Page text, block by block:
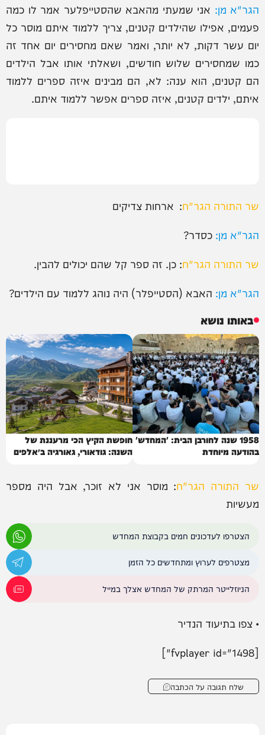
הגר"א מן: אני שמעתי מהאבא שהסטייפלער אמר לו כמה
פעמים, אפילו שהילדים קטנים, צריך ללמוד איתם מוסר כל
יום עשר דקות, לא יותר, ואמר שאם מחסירים יום אחד זה
כמו שמחסירים שלוש חודשים, ושאלתי אותו אבל הילדים
הם קטנים, הוא ענה: לא, הם מבינים איזה ספרים ללמוד
איתם, ילדים קטנים, איזה ספרים אפשר ללמוד איתם.
שר התורה הגר"ח: ארחות צדיקים
הגר"א מן: כסדר?
שר התורה הגר"ח: כן. זה ספר קל שהם יכולים להבין.
הגר"א מן: האבא (הסטייפלר) היה נוהג ללמוד עם הילדים?
באותו נושא
1958 שנה לחורבן הבית: 'המחדש'
בהודעה מיוחדת
חופשת הקיץ הכי מרעננת של
השנה: גודאורי, גאורגיה ב״אלפים
שר התורה הגר"ח: מוסר אני לא זוכר, אבל היה מספר
מעשיות
הצטרפו לעדכונים חמים בקבוצת המחדש
מצטרפים לערוץ ומתחדשים כל הזמן
הניוזלייטר המרתק של המחדש אצלך במייל
• צפו בתיעוד הנדיר
[fvplayer id="1498"]
שלח תגובה על הכתבה